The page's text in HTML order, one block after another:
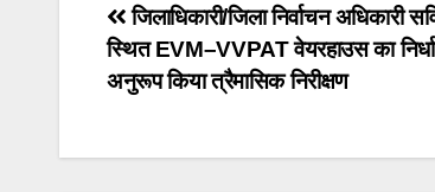
Post
navigation
जिलाधिकारी/जिला निर्वाचन अधिकारी
स्थित EVM–VVPAT वेयरहाउस का
अनुरूप किया त्रैमासिक निरीक्षण